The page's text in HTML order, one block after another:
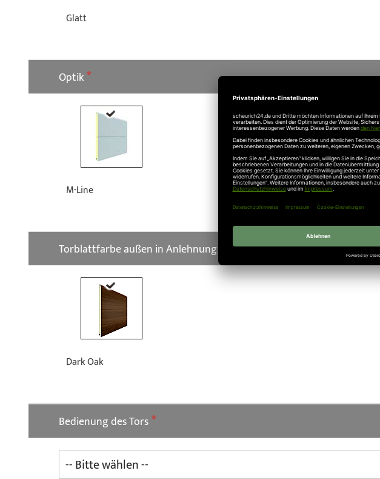
Glatt
Optik
M-Line
Torblattfarbe außen in Anlehnung an (innen Weiß ähnlich RAL 9010)
Dark Oak
Bedienung des Tors